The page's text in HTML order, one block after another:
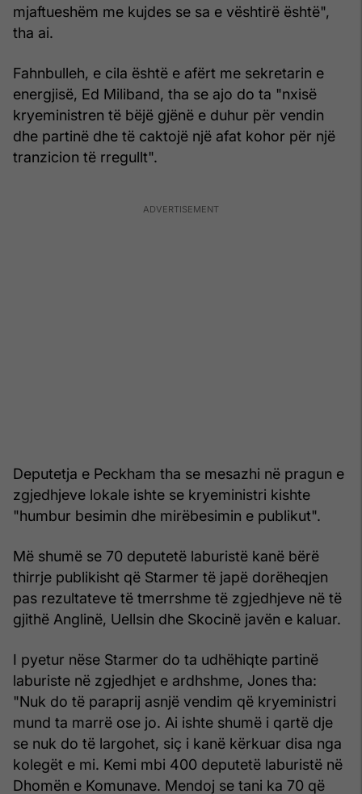
mjaftueshëm me kujdes se sa e vështirë është",
tha ai.
Fahnbulleh, e cila është e afërt me sekretarin e
energjisë, Ed Miliband, tha se ajo do ta "nxisë
kryeministren të bëjë gjënë e duhur për vendin
dhe partinë dhe të caktojë një afat kohor për një
tranzicion të rregullt".
Deputetja e Peckham tha se mesazhi në pragun e
zgjedhjeve lokale ishte se kryeministri kishte
"humbur besimin dhe mirëbesimin e publikut".
Më shumë se 70 deputetë laburistë kanë bërë
thirrje publikisht që Starmer të japë dorëheqjen
pas rezultateve të tmerrshme të zgjedhjeve në të
gjithë Anglinë, Uellsin dhe Skocinë javën e kaluar.
I pyetur nëse Starmer do ta udhëhiqte partinë
laburiste në zgjedhjet e ardhshme, Jones tha:
"Nuk do të paraprij asnjë vendim që kryeministri
mund ta marrë ose jo. Ai ishte shumë i qartë dje
se nuk do të largohet, siç i kanë kërkuar disa nga
kolegët e mi. Kemi mbi 400 deputetë laburistë në
Dhomën e Komunave. Mendoj se tani ka 70 që